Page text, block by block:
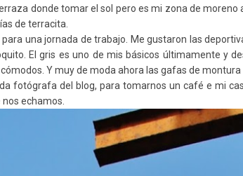
donde tomar el sol pero es mi zona de moreno
de terracita.
una jornada de trabajo. Me gustaron las
El gris es uno de mis básicos últimamente y
Y muy de moda ahora las gafas de
fotógrafa del blog, para tomarnos un café e mi
echamos.